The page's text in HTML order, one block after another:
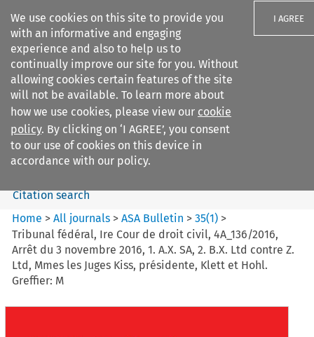
We use cookies on this site to provide you
with an informative and engaging
experience and also to help us to
continually improve our site for you. Without
allowing cookies certain features of the site
will not be available. To learn more about
how we use cookies, please view our cookie
policy. By clicking on ‘I AGREE’, you consent
to our use of cookies on this device in
accordance with our policy.
I AGREE
Search filters
ASA Bulletin
Search content
Citation search
Home >All journals >ASA Bulletin >35(1) >
Tribunal fédéral, Ire Cour de droit civil, 4A_136/2016,
Arrêt du 3 novembre 2016, 1. A.X. SA, 2. B.X. Ltd contre Z.
Ltd, Mmes les Juges Kiss, présidente, Klett et Hohl.
Greffier: M